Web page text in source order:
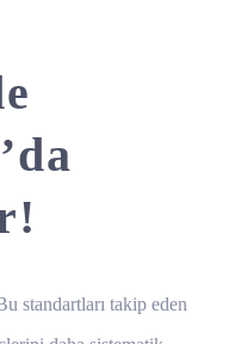
standartları takip eden